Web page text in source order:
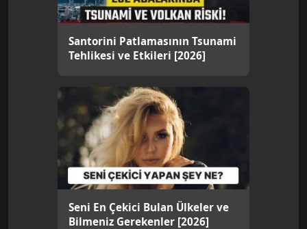
Santorini Patlamasının Tsunami
Tehlikesi ve Etkileri [2026]
Seni En Çekici Bulan Ülkeler ve
Bilmeniz Gerekenler [2026]